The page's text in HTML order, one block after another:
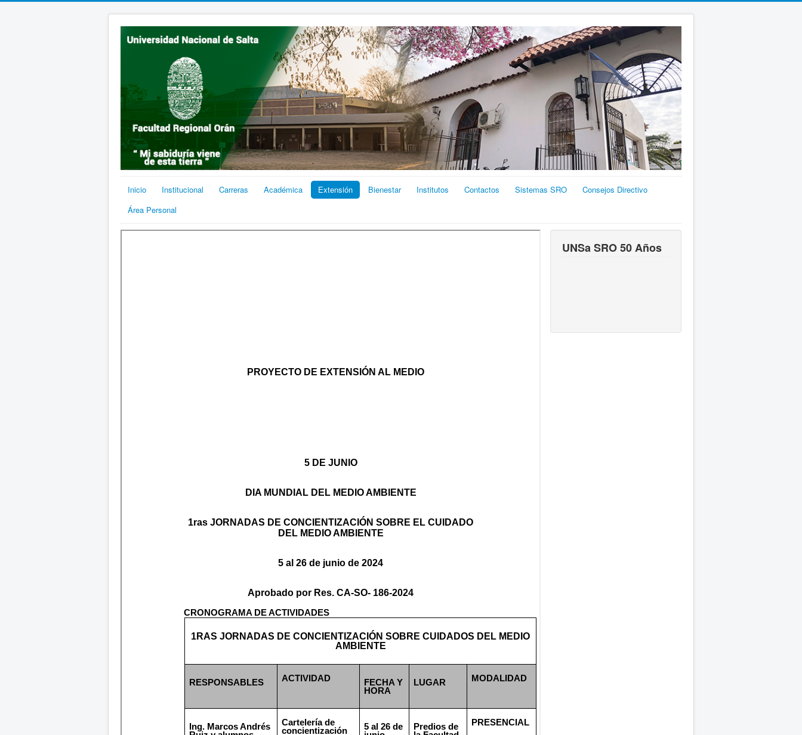
Inicio Institucional Carreras Académica Extensión Bienestar Institutos Contactos Sistemas SRO
Consejos Directivo
Área Personal
UNSa SRO 50 Años